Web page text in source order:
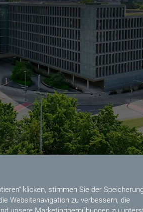
langfristigen Wechsel in
Jahr beendet nun der
klicken, stimmen Sie der
Websitenavigation zu verbessern, die